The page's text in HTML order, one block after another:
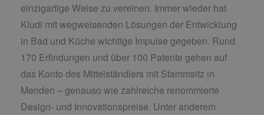
einzigartige Weise zu vereinen. Immer wieder hat
Kludi mit wegweisenden Lösungen der Entwicklung
in Bad und Küche wichtige Impulse gegeben. Rund
170 Erfindungen und über 100 Patente gehen auf
das Konto des Mittelständlers mit Stammsitz in
Menden – genauso wie zahlreiche renommierte
Design- und Innovationspreise. Unter anderem